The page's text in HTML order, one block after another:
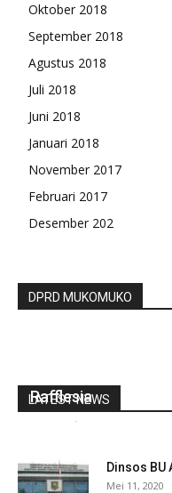
Oktober 2018
September 2018
Agustus 2018
Juli 2018
Juni 2018
Januari 2018
November 2017
Februari 2017
Desember 202
DPRD MUKOMUKO
LATEST NEWS
Rafflesia
-
Dinsos BU
Mei 11, 2020